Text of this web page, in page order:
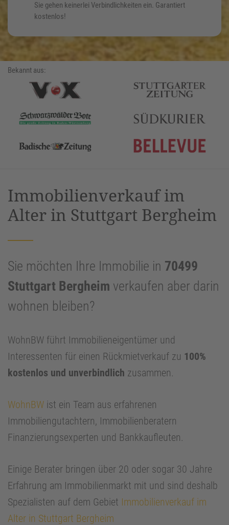
Sie gehen keinerlei Verbindlichkeiten ein. Garantiert
kostenlos!
Bekannt aus:
Immobilienverkauf im
Alter in Stuttgart Bergheim
Sie möchten Ihre Immobilie in 70499
Stuttgart Bergheim verkaufen aber darin
wohnen bleiben?
WohnBW führt Immobilieneigentümer und
Interessenten für einen Rückmietverkauf zu 100%
kostenlos und unverbindlich zusammen.
WohnBW ist ein Team aus erfahrenen
Immobiliengutachtern, Immobilienberatern
Finanzierungsexperten und Bankkaufleuten.
Einige Berater bringen über 20 oder sogar 30 Jahre
Erfahrung am Immobilienmarkt mit und sind deshalb
Spezialisten auf dem Gebiet Immobilienverkauf im
Alter in Stuttgart Bergheim